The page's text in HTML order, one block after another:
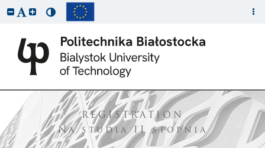
REGISTRATION
Na studia II stopnia